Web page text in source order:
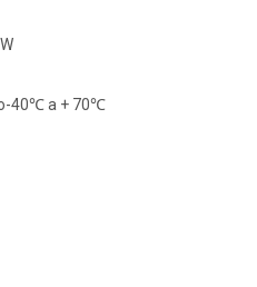
40℃ a + 70℃